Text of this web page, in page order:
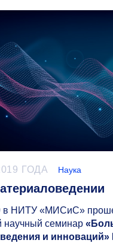
ГОДА Наука
в НИТУ «МИСиС»
семинар
и инноваций»